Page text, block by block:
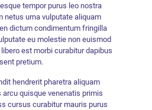
tempor purus leo nostra
netus urna vulputate aliquam
dictum condimentum fringilla
eu molestie non euismod
est morbi curabitur dapibus
pretium.
hendrerit pharetra aliquam
quisque venenatis primis
cursus curabitur mauris purus